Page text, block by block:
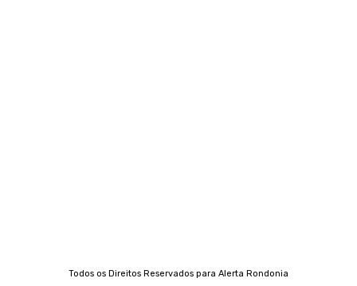
Todos os Direitos Reservados para Alerta Rondonia